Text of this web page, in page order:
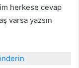
herkese cevap
varsa yazsın